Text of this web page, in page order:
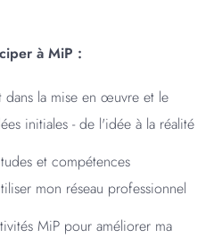
à MiP :
dans la mise en œuvre et le
initiales - de l'idée à la réalité
et compétences
mon réseau professionnel
MiP pour améliorer ma